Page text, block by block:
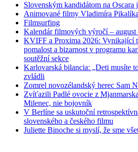
Slovenským kandidátom na Oscara
Animované filmy Vladimíra
Filmsurfing
Kalendár filmových výročí – august
KVIFF a Proxima 2026: Vynikající
pomalost a bizarnost v programu
soutěžní sekce
Karlovarská bilancia: „Deti musíte
zvládli
Zomrel novozélandský herec Sam
Zvíťazili Padlé ovocie z
Milenec, nie bojovník
V Berlíne sa uskutoční
slovenského a českého filmu
Juliette Binoche si myslí, že sme